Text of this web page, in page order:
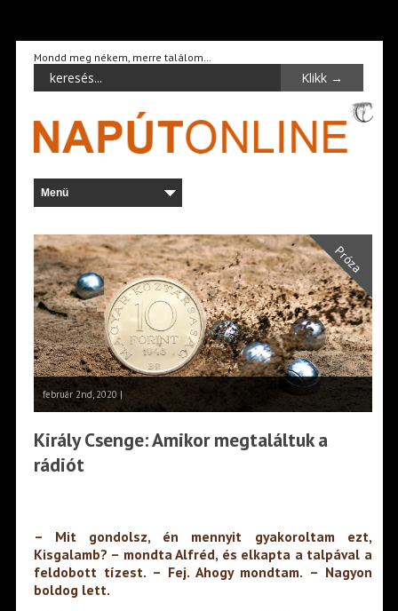
Mondd meg nékem, merre találom…
Próza
február 2nd, 2020 |
Király Csenge: Amikor megtaláltuk a
rádiót
– Mit gondolsz, én mennyit gyakoroltam ezt,
Kisgalamb? – mondta Alfréd, és elkapta a talpával a
feldobott tízest. – Fej. Ahogy mondtam. – Nagyon
boldog lett.